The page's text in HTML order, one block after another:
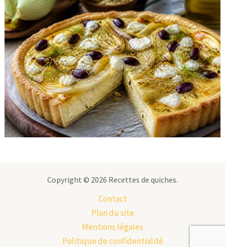
Copyright © 2026 Recettes de quiches.
Contact
Plan du site
Mentions légales
Politique de confidentialité